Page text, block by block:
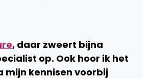
, daar zweert bijna
op. Ook hoor ik het
mijn kennisen voorbij